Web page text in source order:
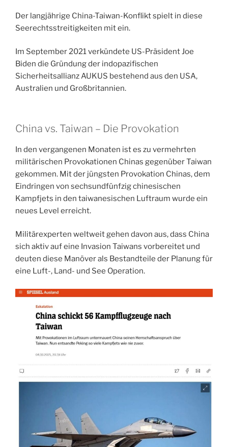
Der langjährige China-Taiwan-Konflikt spielt in diese
Seerechtsstreitigkeiten mit ein.
Im September 2021 verkündete US-Präsident Joe
Biden die Gründung der indopazifischen
Sicherheitsallianz AUKUS bestehend aus den USA,
Australien und Großbritannien.
China vs. Taiwan – Die Provokation
In den vergangenen Monaten ist es zu vermehrten
militärischen Provokationen Chinas gegenüber Taiwan
gekommen. Mit der jüngsten Provokation Chinas, dem
Eindringen von sechsundfünfzig chinesischen
Kampfjets in den taiwanesischen Luftraum wurde ein
neues Level erreicht.
Militärexperten weltweit gehen davon aus, dass China
sich aktiv auf eine Invasion Taiwans vorbereitet und
deuten diese Manöver als Bestandteile der Planung für
eine Luft-, Land- und See Operation.